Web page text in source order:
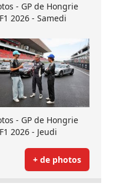
- GP de Hongrie
2026 - Samedi
- GP de Hongrie
2026 - Jeudi
+ de photos